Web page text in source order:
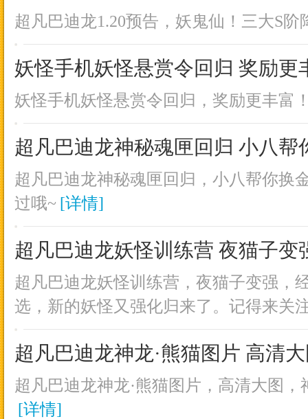
超凡巴迪龙1.20预告，妖鬼仙！三大S阶
妖怪手机妖怪悬赏令回归 奖励更
妖怪手机妖怪悬赏令回归，奖励更丰富
超凡巴迪龙神秘魂匣回归 小八帮
超凡巴迪龙神秘魂匣回归，小八帮你换
过哦~ [详情]
超凡巴迪龙妖怪训练营 夜猫子变
超凡巴迪龙妖怪训练营，夜猫子变强，
选，新的妖怪又强化归来了。记得来关
超凡巴迪龙神龙·熊猫图片 高清
超凡巴迪龙神龙·熊猫图片，高清大图，
[详情]